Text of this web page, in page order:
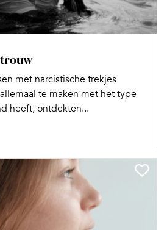
met narcistische trekjes
te maken met het type
heeft, ontdekten...